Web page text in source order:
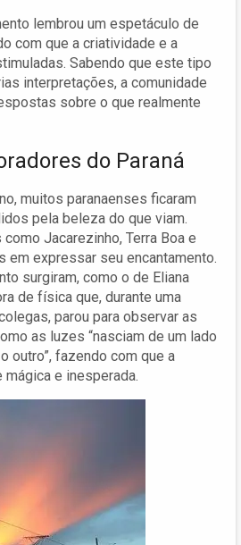
lembrou um espetáculo de
com que a criatividade e a
Sabendo que este tipo
interpretações, a comunidade
sobre o que realmente
do Paraná
muitos paranaenses ficaram
pela beleza do que viam.
Jacarezinho, Terra Boa e
em expressar seu encantamento.
surgiram, como o de Eliana
de física que, durante uma
parou para observar as
as luzes “nasciam de um lado
outro”, fazendo com que a
e inesperada.